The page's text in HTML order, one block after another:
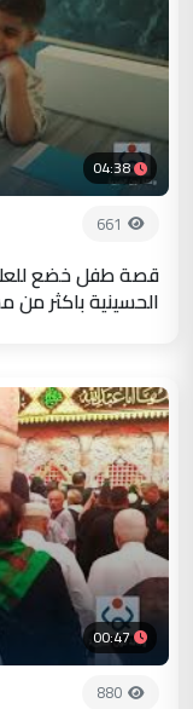
04:38
661
قصة طفل خضع
الحسينية باكثر
00:47
880